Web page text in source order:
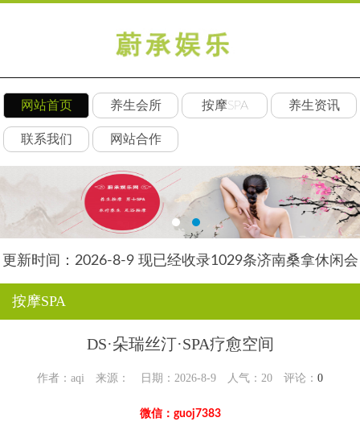
网站首页 养生会所 按摩SPA 养生资讯
联系我们 网站合作
更新时间：2026-8-9 现已经收录1029条济南桑拿休闲会
按摩SPA
DS·朵瑞丝汀·SPA疗愈空间
作者：aqi 来源： 日期：2026-8-9 人气： 20 评论： 0
微信：guoj7383